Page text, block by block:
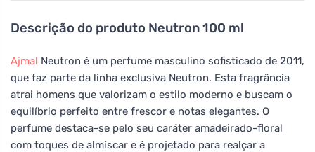
Descrição do produto Neutron 100 ml
Ajmal Neutron é um perfume masculino sofisticado de 2011,
que faz parte da linha exclusiva Neutron. Esta fragrância
atrai homens que valorizam o estilo moderno e buscam o
equilíbrio perfeito entre frescor e notas elegantes. O
perfume destaca-se pelo seu caráter amadeirado-floral
com toques de almíscar e é projetado para realçar a